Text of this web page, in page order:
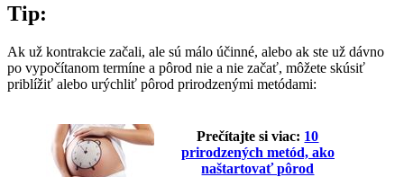
Tip:
Ak už kontrakcie začali, ale sú málo účinné, alebo ak ste už dávno
po vypočítanom termíne a pôrod nie a nie začať, môžete skúsiť
priblížiť alebo urýchliť pôrod prirodzenými metódami:
Prečítajte si viac: 10
prirodzených metód, ako
naštartovať pôrod